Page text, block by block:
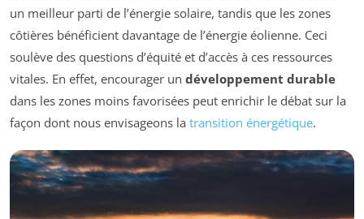
un meilleur parti de l’énergie solaire, tandis que les zones
côtières bénéficient davantage de l’énergie éolienne. Ceci
soulève des questions d’équité et d’accès à ces ressources
vitales. En effet, encourager un développement durable
dans les zones moins favorisées peut enrichir le débat sur la
façon dont nous envisageons la transition énergétique.